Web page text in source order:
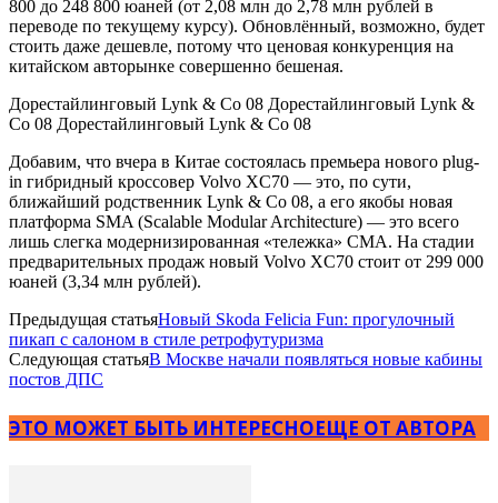
800 до 248 800 юаней (от 2,08 млн до 2,78 млн рублей в
переводе по текущему курсу). Обновлённый, возможно, будет
стоить даже дешевле, потому что ценовая конкуренция на
китайском авторынке совершенно бешеная.
Дорестайлинговый Lynk & Co 08 Дорестайлинговый Lynk &
Co 08 Дорестайлинговый Lynk & Co 08
Добавим, что вчера в Китае состоялась премьера нового plug-
in гибридный кроссовер Volvo XC70 — это, по сути,
ближайший родственник Lynk & Co 08, а его якобы новая
платформа SMA (Scalable Modular Architecture) — это всего
лишь слегка модернизированная «тележка» CMA. На стадии
предварительных продаж новый Volvo XC70 стоит от 299 000
юаней (3,34 млн рублей).
Предыдущая статьяНовый Skoda Felicia Fun: прогулочный
пикап с салоном в стиле ретрофутуризма
Следующая статьяВ Москве начали появляться новые кабины
постов ДПС
ЭТО МОЖЕТ БЫТЬ ИНТЕРЕСНОЕЩЕ ОТ АВТОРА